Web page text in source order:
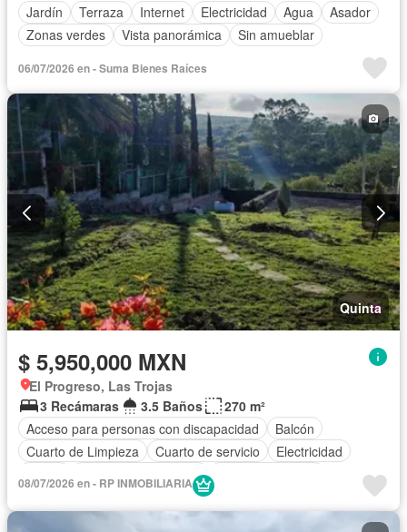
Jardín
Terraza Internet Electricidad Agua
Asador
Zonas verdes
Vista panorámica Sin amueblar
06/07/2026 en - Suma Bienes Raíces
Quinta
$ 5,950,000 MXN
El Progreso, Las Trojas
3 Recámaras
3.5 Baños
270 m²
Acceso para personas con discapacidad
Balcón
Cuarto de Limpieza
Cuarto de servicio
Electricidad
Recámara con closet
08/07/2026 en - RP INMOBILIARIA